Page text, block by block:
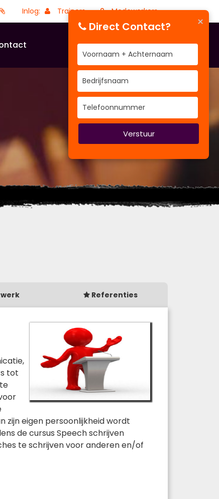
Inlog: Trainers Medewerkers
Referenties
tot
zijn eigen persoonlijkheid wordt
de cursus Speech schrijven
te schrijven voor anderen en/of
×
Direct Contact?
Verstuur